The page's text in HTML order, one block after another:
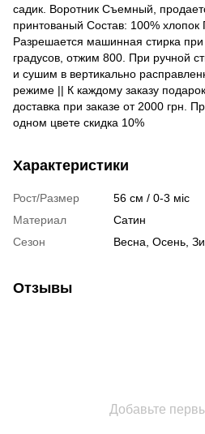
садик. Воротник Съемный,
принтованый Состав: 100% хлопок
Разрешается машинная стирка
градусов, отжим 800. При ручной
и сушим в вертикально
режиме || К каждому заказу
доставка при заказе от 2000 грн.
одном цвете скидка 10%
Характеристики
Рост/Размер
56 см / 0-3 міс
Материал
Сатин
Сезон
Весна, Осень,
Отзывы
Добавьте